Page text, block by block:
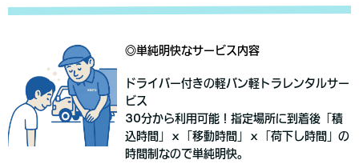
◎単純明快なサービス内容
ドライバー付きの軽バン軽トラレンタルサー
ビス
30分から利用可能！指定場所に到着後「積
込時間」ｘ「移動時間」ｘ「荷下し時間」の
時間制なので単純明快。